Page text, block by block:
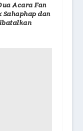
Acara Fan
dan